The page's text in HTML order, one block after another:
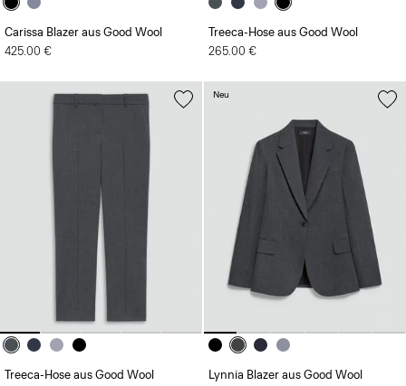
Carissa Blazer aus Good Wool
425.00 €
Treeca-Hose aus Good Wool
265.00 €
Treeca-Hose aus Good Wool
Lynnia Blazer aus Good Wool
Neu